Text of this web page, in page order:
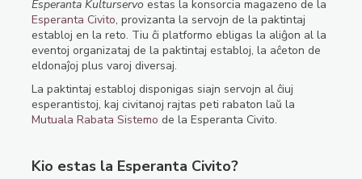
Esperanta Kulturservo estas la konsorcia magazeno de la
Esperanta Civito, provizanta la servojn de la paktintaj
establoj en la reto. Tiu ĉi platformo ebligas la aliĝon al la
eventoj organizataj de la paktintaj establoj, la aĉeton de
eldonaĵoj plus varoj diversaj.
La paktintaj establoj disponigas siajn servojn al ĉiuj
esperantistoj, kaj civitanoj rajtas peti rabaton laŭ la
Mutuala Rabata Sistemo de la Esperanta Civito.
Kio estas la Esperanta Civito?